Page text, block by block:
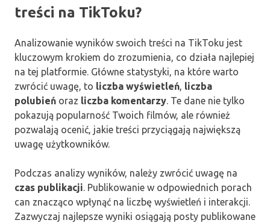
treści na TikToku?
Analizowanie wyników swoich treści na TikToku jest
kluczowym krokiem do zrozumienia, co działa najlepiej
na tej platformie. Główne statystyki, na które warto
zwrócić uwagę, to liczba wyświetleń, liczba
polubień oraz liczba komentarzy. Te dane nie tylko
pokazują popularność Twoich filmów, ale również
pozwalają ocenić, jakie treści przyciągają największą
uwagę użytkowników.
Podczas analizy wyników, należy zwrócić uwagę na
czas publikacji. Publikowanie w odpowiednich porach
can znacząco wpłynąć na liczbę wyświetleń i interakcji.
Zazwyczaj najlepsze wyniki osiągają posty publikowane